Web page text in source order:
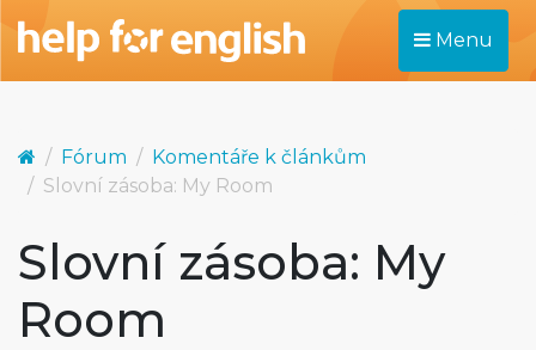
Menu
Fórum
Komentáře k článkům
Slovní zásoba: My Room
Slovní zásoba: My
Room